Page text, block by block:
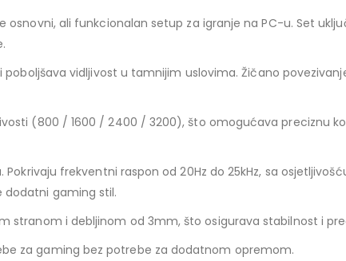
osnovni, ali funkcionalan setup za igranje na PC-u. Set
vidljivost u tamnijim uslovima. Žičano
(800 / 1600 / 2400 / 3200), što omogućava preciznu
frekventni raspon od 20Hz do 25kHz, sa
dodatni gaming stil.
stranom i debljinom od 3mm, što osigurava stabilnost i
za gaming bez potrebe za dodatnom opremom.